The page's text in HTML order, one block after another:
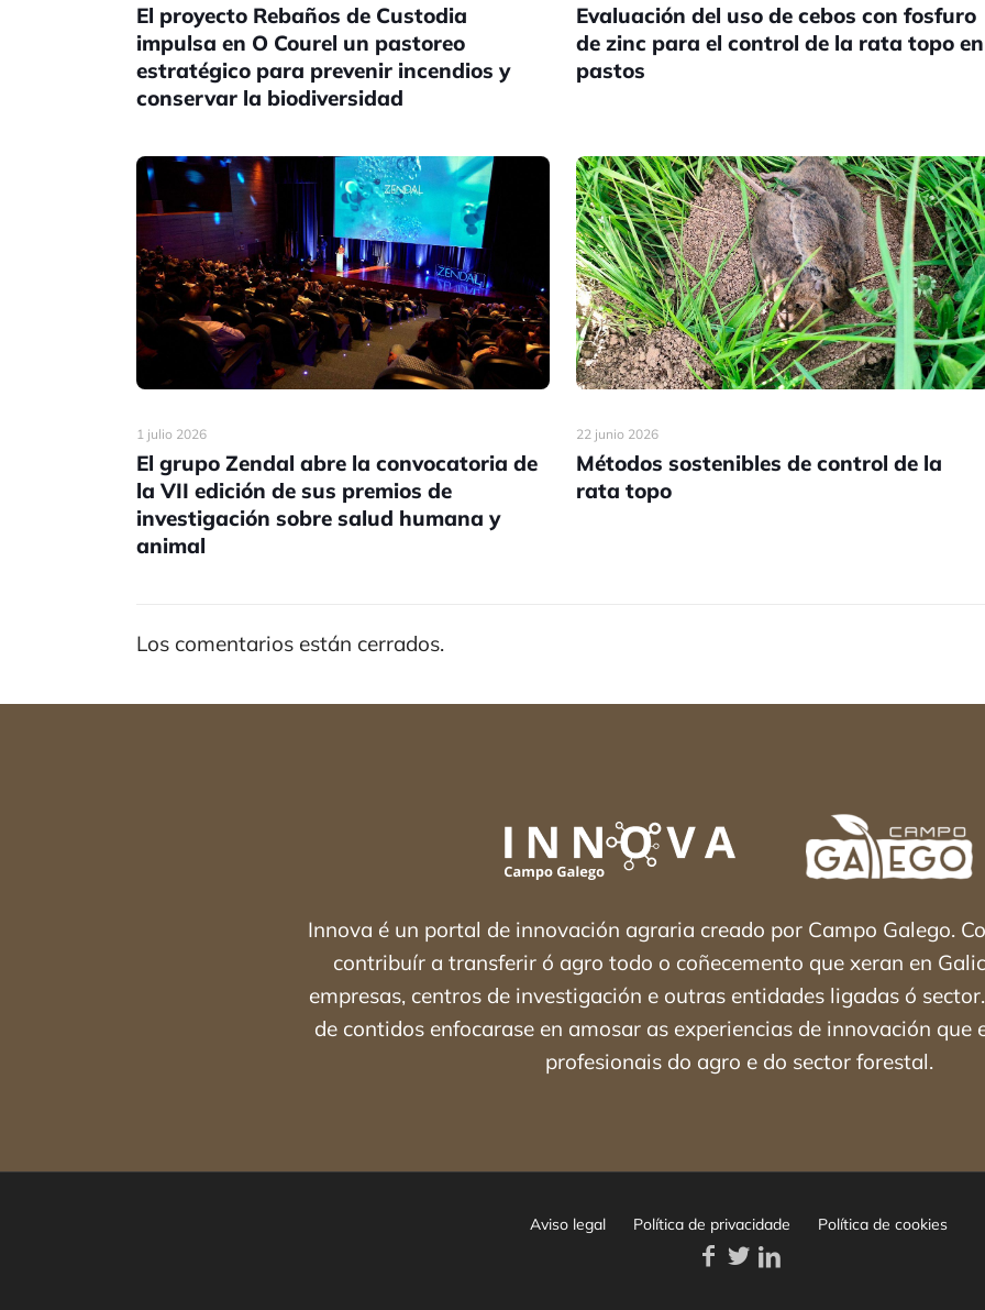
El proyecto Rebaños de Custodia
impulsa en O Courel un pastoreo
estratégico para prevenir incendios y
conservar la biodiversidad
Evaluación del uso de cebos con fosfuro
de zinc para el control de la rata topo en
pastos
1 julio 2026
El grupo Zendal abre la convocatoria de
la VII edición de sus premios de
investigación sobre salud humana y
animal
22 junio 2026
Métodos sostenibles de control de la
rata topo
Los comentarios están cerrados.
Innova é un portal de innovación agraria creado por Campo Galego.
contribuír a transferir ó agro todo o coñecemento que xeran en
empresas, centros de investigación e outras entidades ligadas ó
de contidos enfocarase en amosar as experiencias de innovación que
profesionais do agro e do sector forestal.
Aviso legal Política de privacidade Política de cookies